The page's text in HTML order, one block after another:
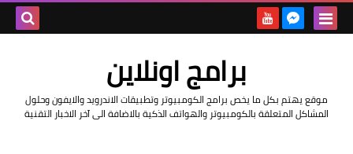
برامج اونلاين
موقع يهتم بكل ما يخص برامج الكومبيوتر وتطبيقات الاندرويد والايفون وحلول
المشاكل المتعلقة بالكومبيوتر والهواتف الذكية بالاضافة الى آخر الاخبار التقنية